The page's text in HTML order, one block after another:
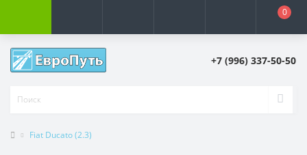
0
+7 (996) 337-50-50
Fiat Ducato (2.3)